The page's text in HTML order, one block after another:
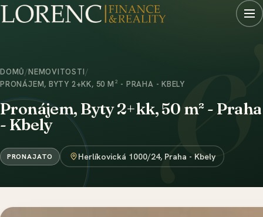
DOMŮ/NEMOVITOSTI/
PRONÁJEM, BYTY 2+KK, 50 M² - PRAHA - KBELY
Pronájem, Byty 2+kk, 50 m² - Praha
- Kbely
PRONAJATO Herlíkovická 1000/24, Praha - Kbely